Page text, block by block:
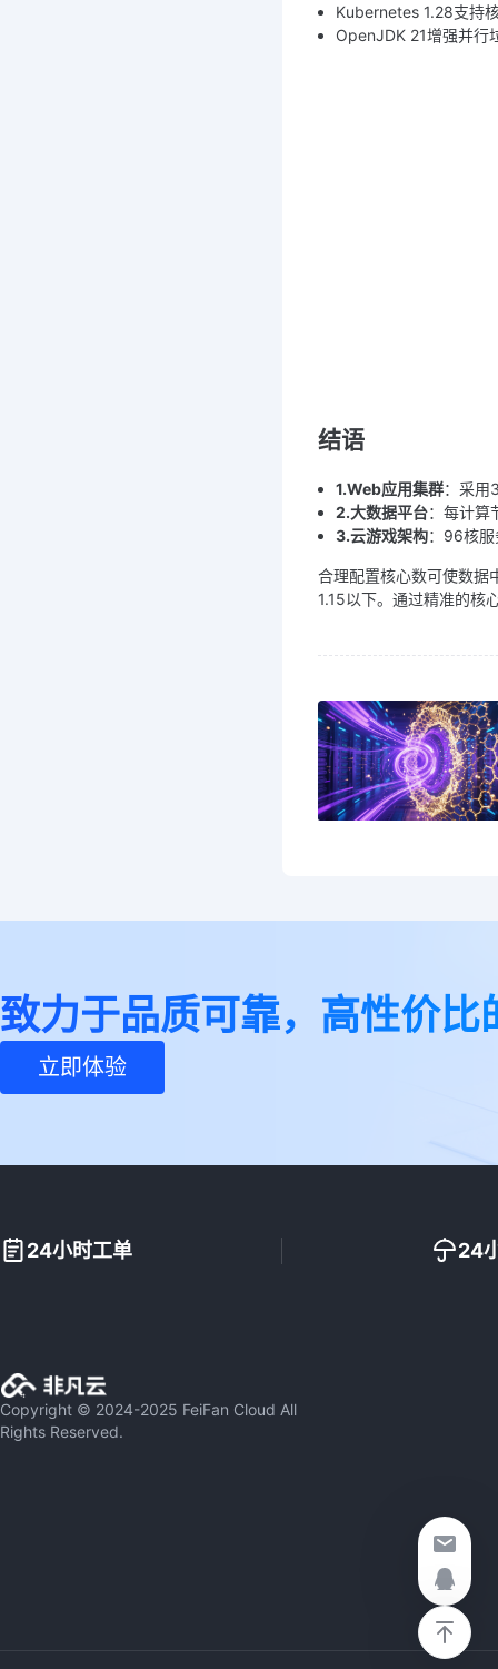
Kubernetes 1.28支持
OpenJDK 21增强并行
结语
1.Web应用集群：采用
2.大数据平台：每计算
3.云游戏架构：96核
合理配置核心数可使数据
1.15以下。通过精准的核
致力于品质可靠，高性价比
立即体验
24小时工单 24
Copyright © 2024-2025 FeiFan Cloud All
Rights Reserved.